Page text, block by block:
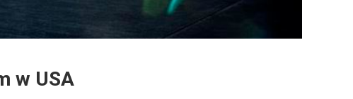
w USA